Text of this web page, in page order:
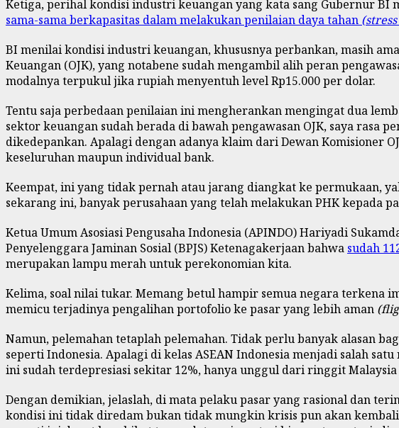
Ketiga, perihal kondisi industri keuangan yang kata sang Gubernur BI
sama-sama berkapasitas dalam melakukan penilaian daya tahan
BI menilai kondisi industri keuangan, khususnya perbankan, masih
Keuangan (OJK), yang notabene sudah mengambil alih peran
modalnya terpukul jika rupiah menyentuh level Rp15.000 per dolar.
Tentu saja perbedaan penilaian ini mengherankan mengingat dua
sektor keuangan sudah berada di bawah pengawasan OJK, saya
dikedepankan. Apalagi dengan adanya klaim dari Dewan Komisioner
keseluruhan maupun individual bank.
Keempat, ini yang tidak pernah atau jarang diangkat ke permukaan,
sekarang ini, banyak perusahaan yang telah melakukan PHK kepada
Ketua Umum Asosiasi Pengusaha Indonesia (APINDO) Hariyadi
Penyelenggara Jaminan Sosial (BPJS) Ketenagakerjaan bahwa sudah
merupakan lampu merah untuk perekonomian kita.
Kelima, soal nilai tukar. Memang betul hampir semua negara terkena
memicu terjadinya pengalihan portofolio ke pasar yang lebih aman
Namun, pelemahan tetaplah pelemahan. Tidak perlu banyak alasan
seperti Indonesia. Apalagi di kelas ASEAN Indonesia menjadi salah
ini sudah terdepresiasi sekitar 12%, hanya unggul dari ringgit
Dengan demikian, jelaslah, di mata pelaku pasar yang rasional dan
kondisi ini tidak diredam bukan tidak mungkin krisis pun akan